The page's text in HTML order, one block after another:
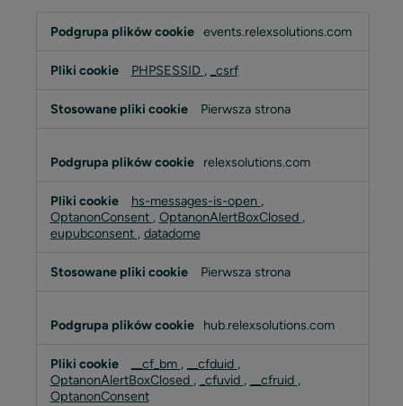
niezbędne
cookie
events.relexsolutions.com
PHPSESSID , _csrf
Pierwsza strona
relexsolutions.com
hs-messages-is-open ,
OptanonConsent , OptanonAlertBoxClosed ,
eupubconsent , datadome
Pierwsza strona
hub.relexsolutions.com
__cf_bm , __cfduid ,
OptanonAlertBoxClosed , _cfuvid , __cfruid ,
OptanonConsent